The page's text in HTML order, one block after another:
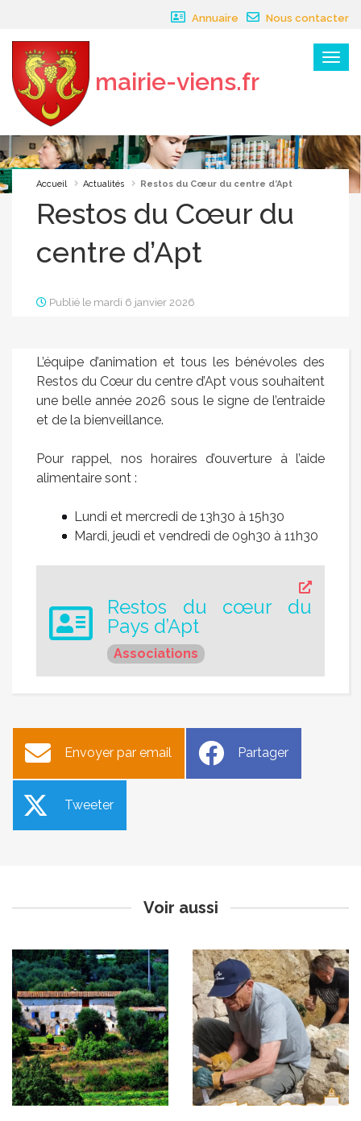
Annuaire Nous contacter
Menu
mairie-viens.fr
×
Accueil Actualités Restos du Cœur du centre d’Apt
Restos du Cœur du
centre d’Apt
Publié le mardi 6 janvier 2026
L’équipe d’animation et tous les bénévoles des
Restos du Cœur du centre d’Apt vous souhaitent
une belle année 2026 sous le signe de l’entraide
et de la bienveillance.
Pour rappel, nos horaires d’ouverture à l’aide
alimentaire sont :
Lundi et mercredi de 13h30 à 15h30
Mardi, jeudi et vendredi de 09h30 à 11h30
Restos du cœur du
Pays d’Apt
Associations
Envoyer par email Partager
Tweeter
Voir aussi
Lady Nazca (Cinéma)
Publié le mardi 6 janvier 2026
Panneau de gestion des cookies